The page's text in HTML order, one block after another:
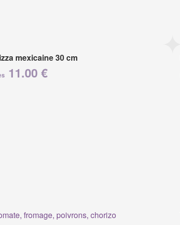
mexicaine 30 cm
11.00 €
fromage, poivrons, chorizo